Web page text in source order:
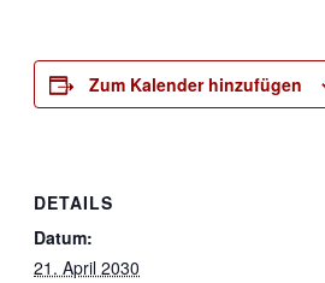
Zum Kalender hinzufügen
DETAILS
Datum:
21. April 2030